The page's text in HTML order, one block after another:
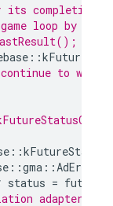
completion
loop by
::
to wait.
::
::gma ::
status = future
adapters